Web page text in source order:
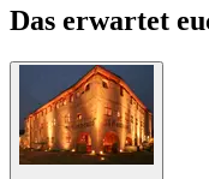
Das erwartet